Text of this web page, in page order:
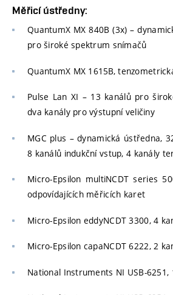
Měřicí ústředny:
QuantumX MX 840B (3x) –
pro široké spektrum snímačů
QuantumX MX 1615B,
Pulse Lan XI – 13 kanálů pro
dva kanály pro výstupní veličiny
MGC plus – dynamická ústředna,
8 kanálů indukční vstup, 4 kanály
Micro-Epsilon multiNCDT series
odpovídajících měřicích karet
Micro-Epsilon eddyNCDT 3300, 4
Micro-Epsilon capaNCDT 6222, 2
National Instruments NI USB-6251,